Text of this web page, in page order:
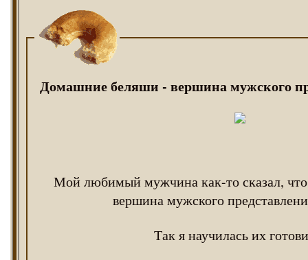
Домашние беляши - вершина мужского
Мой любимый мужчина как-то сказал,
вершина мужского
Так я научилась их